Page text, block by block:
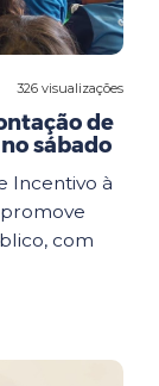
326 visualizações
de
sábado
Incentivo à
promove
com